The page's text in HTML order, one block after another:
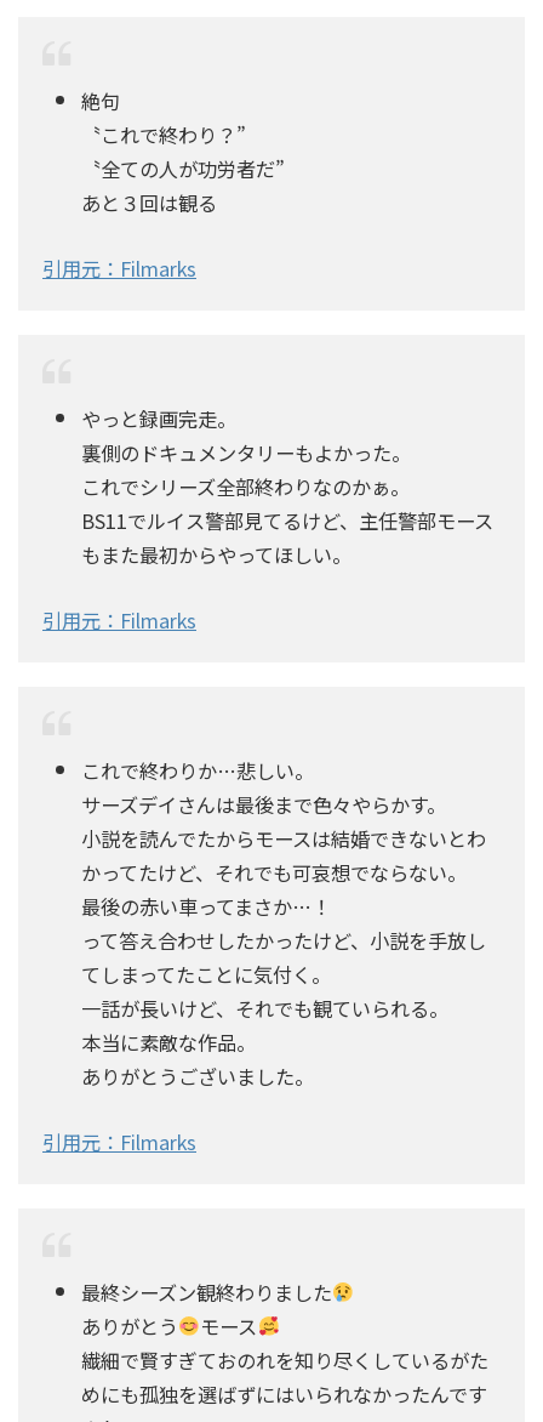
絶句
〝これで終わり？”
〝全ての人が功労者だ”
あと３回は観る
引用元：Filmarks
やっと録画完走。
裏側のドキュメンタリーもよかった。
これでシリーズ全部終わりなのかぁ。
BS11でルイス警部見てるけど、主任警部モース
もまた最初からやってほしい。
引用元：Filmarks
これで終わりか…悲しい。
サーズデイさんは最後まで色々やらかす。
小説を読んでたからモースは結婚できないとわ
かってたけど、それでも可哀想でならない。
最後の赤い車ってまさか…！
って答え合わせしたかったけど、小説を手放し
てしまってたことに気付く。
一話が長いけど、それでも観ていられる。
本当に素敵な作品。
ありがとうございました。
引用元：Filmarks
最終シーズン観終わりました
ありがとう
モース
繊細で賢すぎておのれを知り尽くしているがた
めにも孤独を選ばずにはいられなかったんです